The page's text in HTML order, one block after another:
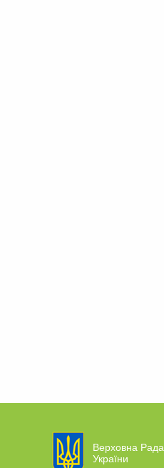
Верховна Рада
України